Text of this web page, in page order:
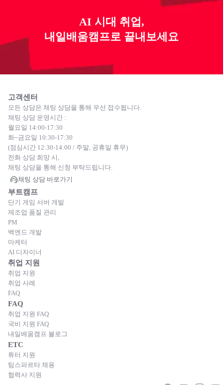
AI 시대 취업,
내일배움캠프로 끝내보세요
고객센터
모든 상담은 채팅 상담을 통해 우선 접수됩니다.
채팅 상담 운영시간 :
월요일 14:00-17:30
화~금요일 10:30-17:30
(점심시간 12:30-14:00 / 주말, 공휴일 휴무)
전화 상담 희망 시,
채팅 상담을 통해 신청 부탁드립니다.
채팅 상담 바로가기
부트캠프
단기 게임 서버 개발
제조업 품질 관리
PM
백엔드 개발
마케터
AI 디자이너
취업 지원
취업 지원
취업 사례
FAQ
FAQ
취업 지원 FAQ
국비 지원 FAQ
내일배움캠프 블로그
ETC
튜터 지원
팀스파르타 채용
협력사 지원